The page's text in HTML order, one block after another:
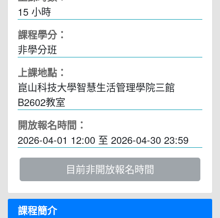
15 小時
課程學分：
非學分班
上課地點：
崑山科技大學智慧生活管理學院三館
B2602教室
開放報名時間：
2026-04-01 12:00 至 2026-04-30 23:59
目前非開放報名時間
課程簡介